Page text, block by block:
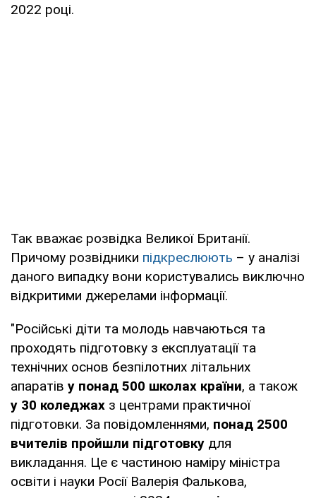
2022 році.
Так вважає розвідка Великої Британії.
Причому розвідники підкреслюють – у аналізі
даного випадку вони користувались виключно
відкритими джерелами інформації.
"Російські діти та молодь навчаються та
проходять підготовку з експлуатації та
технічних основ безпілотних літальних
апаратів у понад 500 школах країни, а також
у 30 коледжах з центрами практичної
підготовки. За повідомленнями, понад 2500
вчителів пройшли підготовку для
викладання. Це є частиною наміру міністра
освіти і науки Росії Валерія Фалькова,